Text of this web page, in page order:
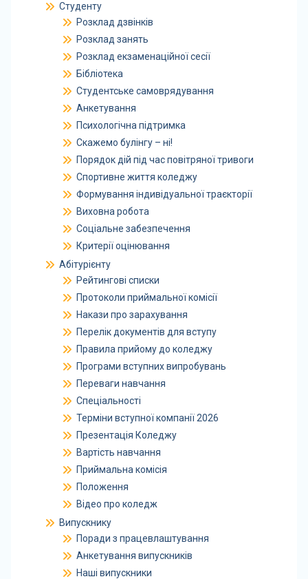
Студенту
Розклад дзвінків
Розклад занять
Розклад екзаменаційної сесії
Бібліотека
Студентське самоврядування
Анкетування
Психологічна підтримка
Скажемо булінгу – ні!
Порядок дій під час повітряної тривоги
Спортивне життя коледжу
Формування індивідуальної траєкторії
Виховна робота
Соціальне забезпечення
Критерії оцінювання
Абітурієнту
Рейтингові списки
Протоколи приймальної комісії
Накази про зарахування
Перелік документів для вступу
Правила прийому до коледжу
Програми вступних випробувань
Переваги навчання
Спеціальності
Терміни вступної компанії 2026
Презентація Коледжу
Вартість навчання
Приймальна комісія
Положення
Відео про коледж
Випускнику
Поради з працевлаштування
Анкетування випускників
Наші випускники